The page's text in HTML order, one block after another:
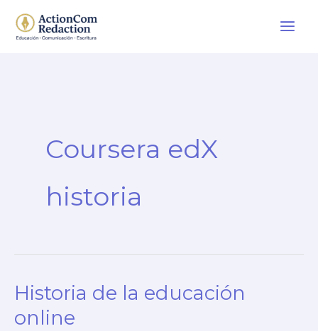
Coursera edX
historia
Historia de la educación
online